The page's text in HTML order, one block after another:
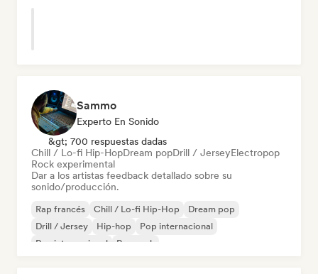
Sammo
Experto En Sonido
&gt; 700 respuestas dadas
Chill / Lo-fi Hip-HopDream popDrill / JerseyElectropop
Rock experimental
Dar a los artistas feedback detallado sobre su
sonido/producción.
Rap francés Chill / Lo-fi Hip-Hop
Dream pop
Drill / Jersey
Hip-hop
Pop internacional
Rap internacional
Pop rock